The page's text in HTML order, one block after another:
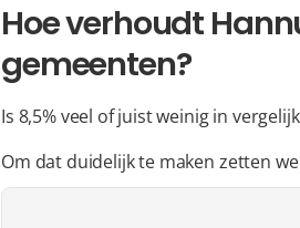
Hoe verhoudt
gemeenten?
Is 8,5% veel of juist weinig in
Om dat duidelijk te maken zetten